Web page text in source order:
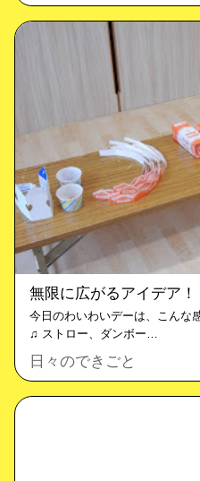
無限に広がるアイデア！
今日のわいわいデーは、こんな
♫ ストロー、ダンボー…
日々のできごと